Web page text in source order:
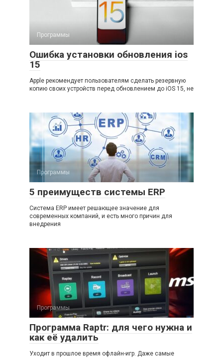
Программы
Ошибка установки обновления ios
15
Apple рекомендует пользователям сделать резервную
копию своих устройств перед обновлением до iOS 15, не
Программы
5 преимуществ системы ERP
Система ERP имеет решающее значение для
современных компаний, и есть много причин для
внедрения
Программы
Программа Raptr: для чего нужна и
как её удалить
Уходит в прошлое время офлайн-игр. Даже самые